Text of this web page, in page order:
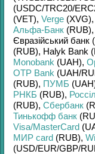
(USDC/TRC20/
(VET), Verge (XVG),
Альфа-Банк (RUB),
Євразійський банк
(RUB), Halyk Bank
Monobank (UAH),
OTP Bank (UAH/
(RUB), ПУМБ
РНКБ (RUB),
(RUB), Сбербанк
Тинькофф банк
Visa/MasterCard
МИР card (RUB),
(USD/EUR/GBP/